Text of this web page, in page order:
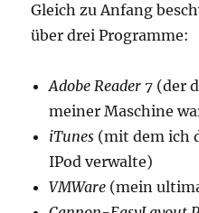
Gleich zu Anfang
über drei Programme:
Adobe Reader 7 (der
meiner Maschine
iTunes (mit dem ich
IPod verwalte)
VMWare (mein